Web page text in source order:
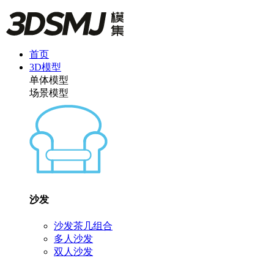
首页
3D模型
单体模型
场景模型
沙发
沙发茶几组合
多人沙发
双人沙发